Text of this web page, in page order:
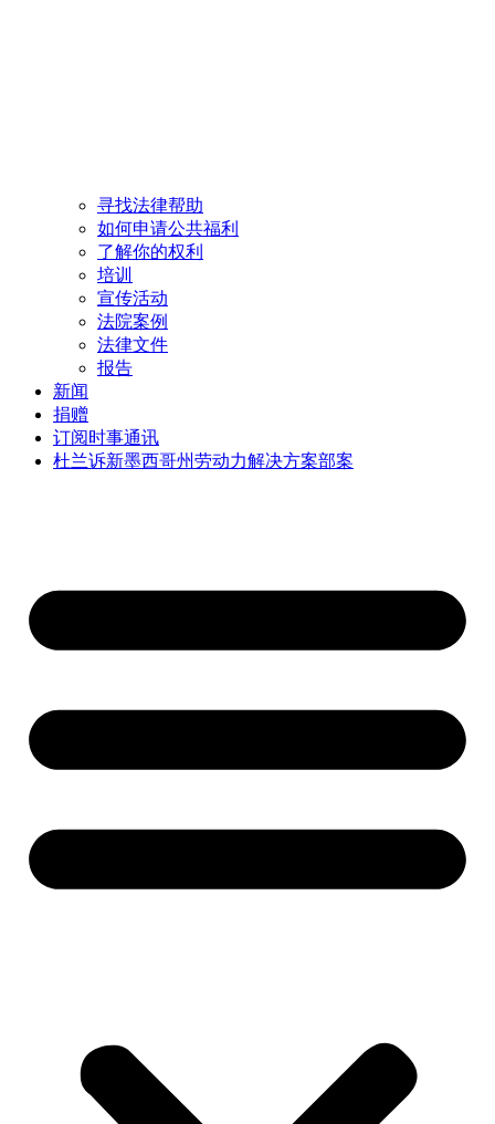
寻找法律帮助
如何申请公共福利
了解你的权利
培训
宣传活动
法院案例
法律文件
报告
新闻
捐赠
订阅时事通讯
杜兰诉新墨西哥州劳动力解决方案部案